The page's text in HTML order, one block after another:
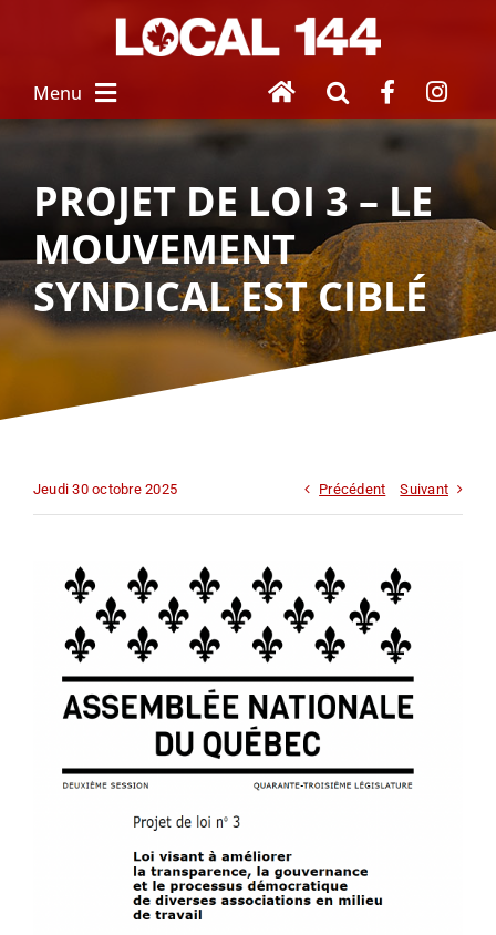
Menu
NOUVEAU SALARIÉ
SERVICES AUX MEMBRES
FEMMES UNIES
NOUS JOINDRE
PROJET DE LOI 3 – LE
MOUVEMENT
SYNDICAL EST CIBLÉ
Jeudi 30 octobre 2025 Précédent Suivant